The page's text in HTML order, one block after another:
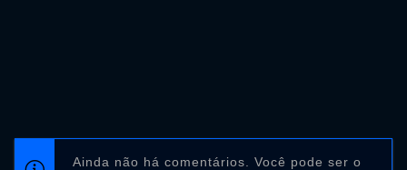
Ainda não há comentários. Você pode ser o